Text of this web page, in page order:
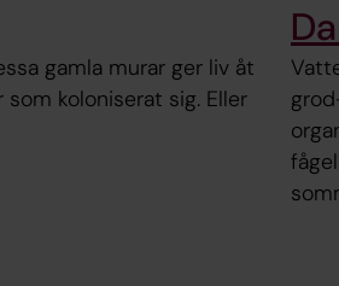
gamla murar ger liv åt
koloniserat sig. Eller